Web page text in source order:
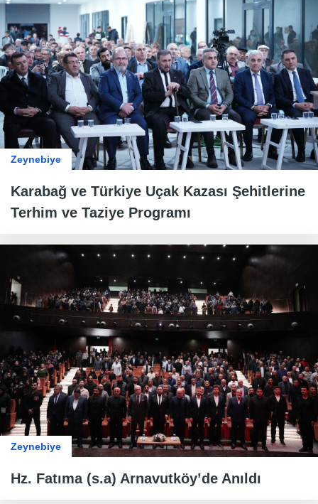
Zeynebiye
Karabağ ve Türkiye Uçak Kazası Şehitlerine
Terhim ve Taziye Programı
Zeynebiye
Hz. Fatıma (s.a) Arnavutköy’de Anıldı